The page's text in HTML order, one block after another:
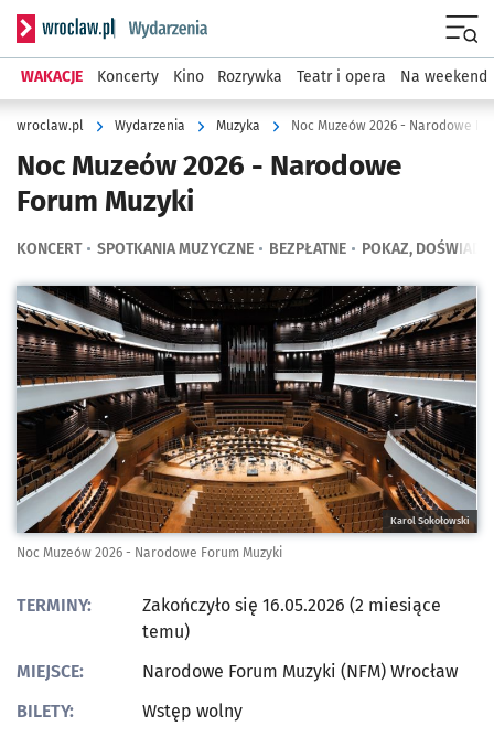
Serwis informacyjny wroclaw.pl podserwis: Wydarzenia
WAKACJE Koncerty Kino Rozrywka Teatr i opera Na weekend
wroclaw.pl Wydarzenia Muzyka Noc Muzeów 2026 - Narodowe
Noc Muzeów 2026 - Narodowe
Forum Muzyki
KONCERT SPOTKANIA MUZYCZNE BEZPŁATNE POKAZ,
Kliknij, aby powiększyć
Karol Sokołowski
Noc Muzeów 2026 - Narodowe Forum Muzyki
TERMINY:
Zakończyło się 16.05.2026 (2 miesiące
temu)
MIEJSCE:
Narodowe Forum Muzyki (NFM) Wrocław
BILETY:
Wstęp wolny